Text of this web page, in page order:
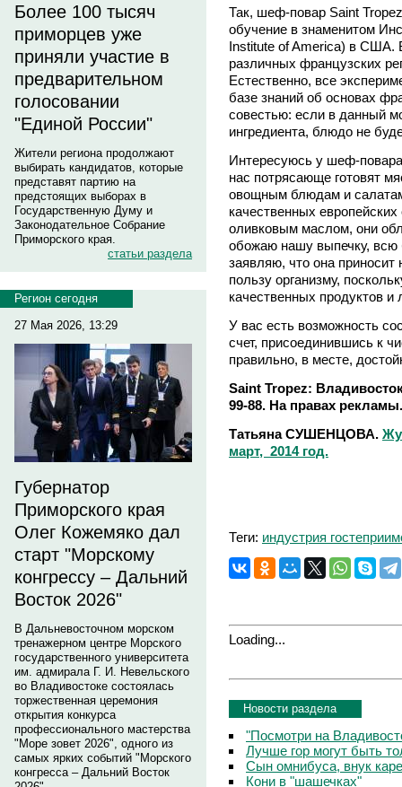
Более 100 тысяч
приморцев уже
приняли участие в
предварительном
голосовании
"Единой России"
Жители региона продолжают
выбирать кандидатов, которые
представят партию на
предстоящих выборах в
Государственную Думу и
Законодательное Собрание
Приморского края.
статьи раздела
Регион сегодня
27 Мая 2026, 13:29
Губернатор
Приморского края
Олег Кожемяко дал
старт "Морскому
конгрессу – Дальний
Восток 2026"
В Дальневосточном морском
тренажерном центре Морского
государственного университета
им. адмирала Г. И. Невельского
во Владивостоке состоялась
торжественная церемония
открытия конкурса
профессионального мастерства
"Море зовет 2026", одного из
самых ярких событий "Морского
конгресса – Дальний Восток
Так, шеф-повар Saint
обучение в знаменитом
Institute of America) в США.
различных французских
Естественно, все
базе знаний об основах
совестью: если в данный
ингредиента, блюдо не
Интересуюсь у шеф-
нас потрясающе готовят
овощным блюдам и
качественных
оливковым маслом, они
обожаю нашу выпечку, всю
заявляю, что она
пользу организму,
качественных продуктов и
У вас есть возможность
счет, присоединившись к
правильно, в месте,
Saint Tropez:
99-88. На правах рекламы.
Татьяна СУШЕНЦОВА.
март, 2014 год.
Теги: индустрия
Loading...
Новости раздела
"Посмотри на
Лучше гор могут быть
Сын омнибуса, внук
Кони в "шашечках"